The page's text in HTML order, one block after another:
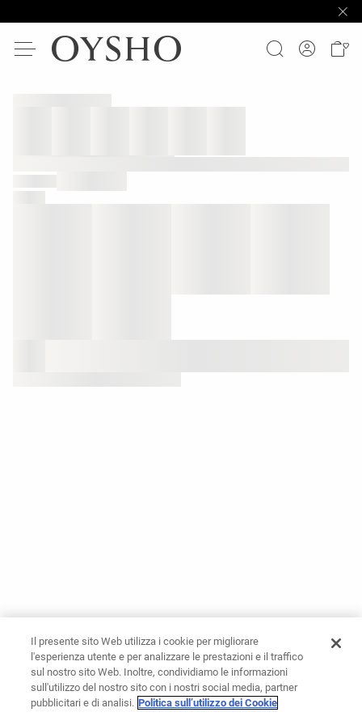
Il presente sito Web utilizza i cookie per migliorare
l'esperienza utente e per analizzare le prestazioni e il traffico
sul nostro sito Web. Inoltre, condividiamo le informazioni
sull'utilizzo del nostro sito con i nostri social media, partner
pubblicitari e di analisi. Politica sull’utilizzo dei Cookie